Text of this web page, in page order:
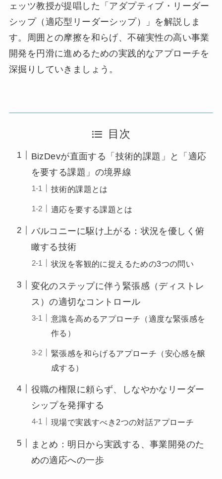
ェッツ教授が提唱した「アダプティブ・リーダー
シップ（適応型リーダーシップ）」を解説しま
す。周囲との摩擦を和らげ、不確実性の高い事業
開発を円滑に進めるための実践的なアプローチを
深掘りしていきましょう。
目次
BizDevが直面する「技術的課題」と「適応
を要する課題」の境界線
技術的課題とは
適応を要する課題とは
バルコニーに駆け上がる：状況を優しく俯
瞰する技術
状況を客観的に捉えるための3つの問い
変化のステップに伴う緊張感（ディストレ
ス）の適切なコントロール
意識を高めるアプローチ（適度な緊張感を
作る）
緊張感を和らげるアプローチ（安心感を醸
成する）
役職の権限に頼らず、しなやかなリーダー
シップを発揮する
現場で実践すべき2つの対話アプローチ
まとめ：明日から実践する、事業開発のた
めの適応への一歩